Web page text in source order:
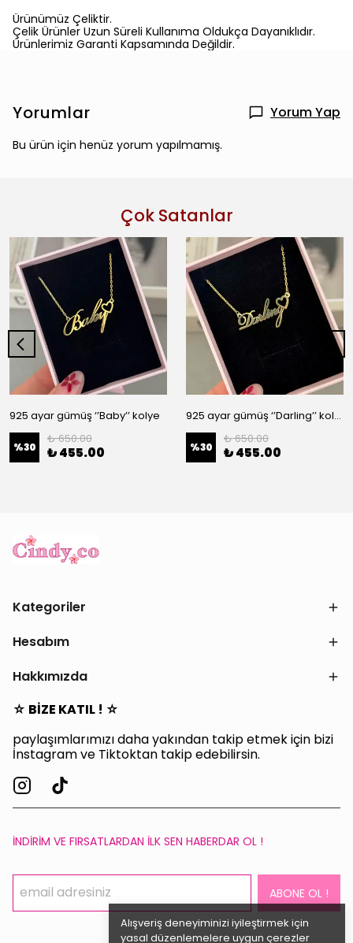
Alışveriş deneyiminizi iyileştirmek için
yasal düzenlemelere uygun çerezler
Ürünümüz Çeliktir.
Çelik Ürünler Uzun Süreli Kullanıma Oldukça Dayanıklıdır.
Ürünlerimiz Garanti Kapsamında Değildir.
Yorumlar Yorum Yap
Bu ürün için henüz yorum yapılmamış.
Çok Satanlar
925 ayar gümüş ‘’Baby’’ kolye
%30
₺ 650.00
₺ 455.00
925 ayar gümüş ‘’Darling’’ kolye
%30
₺ 650.00
₺ 455.00
Kategoriler
Hesabım
Hakkımızda
☆ BİZE KATIL ! ☆
paylaşımlarımızı daha yakından takip etmek için bizi
İnstagram ve Tiktoktan takip edebilirsin.
İNDİRİM VE FIRSATLARDAN İLK SEN HABERDAR OL !
ABONE OL !